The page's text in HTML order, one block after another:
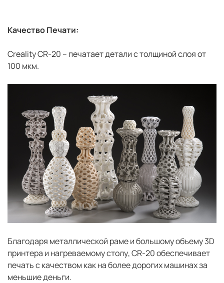
Качество Печати:
Creality CR-20 – печатает детали с толщиной слоя от
100 мкм.
Благодаря металлической раме и большому объему 3D
принтера и нагреваемому столу, CR-20 обеспечивает
печать с качеством как на более дорогих машинах за
меньшие деньги.